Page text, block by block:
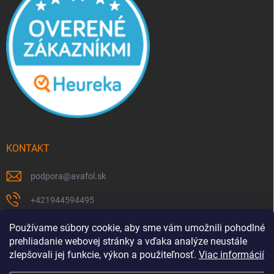
Používame súbory cookie, aby sme vám umožnili pohodlné
prehliadanie webovej stránky a vďaka analýze neustále
zlepšovali jej funkcie, výkon a použiteľnosť. Viac informácií
KONTAKT
podpora@avafol.sk
+421944594495
https://www.facebook.com/p/avafolsk-100091961793102/
avafol.sk/